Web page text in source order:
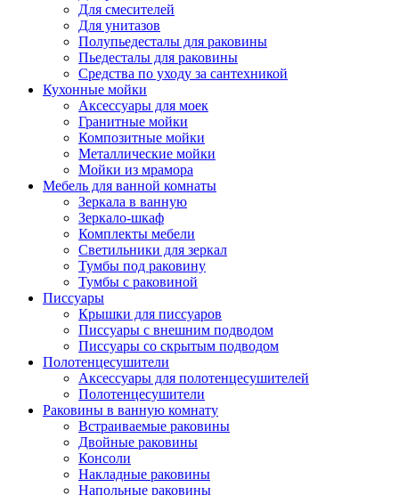
Для смесителей
Для унитазов
Полупьедесталы для раковины
Пьедесталы для раковины
Средства по уходу за сантехникой
Кухонные мойки
Аксессуары для моек
Гранитные мойки
Композитные мойки
Металлические мойки
Мойки из мрамора
Мебель для ванной комнаты
Зеркала в ванную
Зеркало-шкаф
Комплекты мебели
Светильники для зеркал
Тумбы под раковину
Тумбы с раковиной
Писсуары
Крышки для писсуаров
Писсуары с внешним подводом
Писсуары со скрытым подводом
Полотенцесушители
Аксессуары для полотенцесушителей
Полотенцесушители
Раковины в ванную комнату
Встраиваемые раковины
Двойные раковины
Консоли
Накладные раковины
Напольные раковины